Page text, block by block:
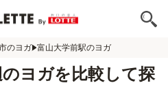
のヨガ 富山大学前駅のヨガ
ヨガを比較して探